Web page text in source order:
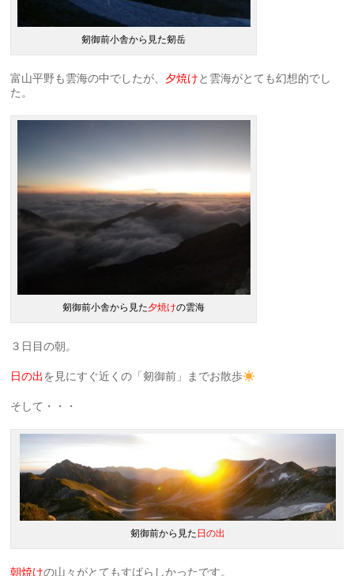
剱御前小舎から見た剱岳
富山平野も雲海の中でしたが、 夕焼けと雲海がとても幻想的でし
た。
剱御前小舎から見た夕焼けの雲海
３日目の朝。
日の出を見にすぐ近くの「剱御前」までお散歩
そして・・・
剱御前から見た 日の出
朝焼けの山々がとてもすばらしかったです。